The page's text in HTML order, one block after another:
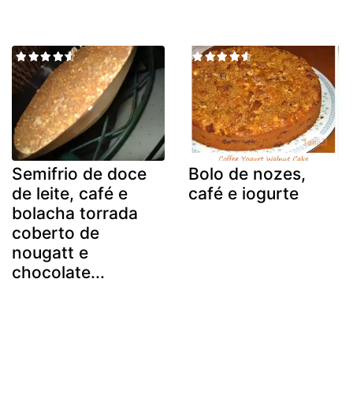
Semifrio de doce
de leite, café e
bolacha torrada
coberto de
nougatt e
chocolate...
Bolo de nozes,
café e iogurte